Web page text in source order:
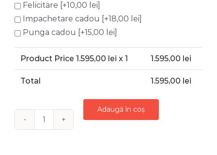
Felicitare [+10,00 lei]
Impachetare cadou
[+18,00 lei]
Punga cadou
[+15,00 lei]
Product Price 1.595,00 lei x 1 1.595,00 lei
Total 1.595,00 lei
Adaugă în coș